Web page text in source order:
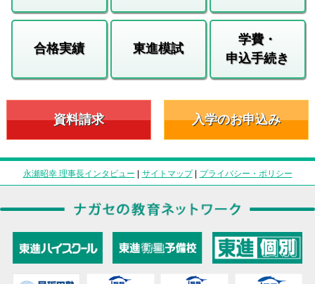
合格実績 東進模試
学費・
申込手続き
資料請求 入学のお申込み
永瀬昭幸 理事長インタビュー | サイトマップ| プライバシー・ポリシー